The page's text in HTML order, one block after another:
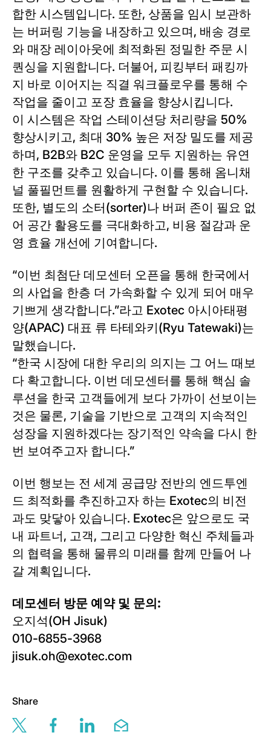
합한 시스템입니다. 또한, 상품을 임시 보관하
는 버퍼링 기능을 내장하고 있으며, 배송 경로
와 매장 레이아웃에 최적화된 정밀한 주문 시
퀀싱을 지원합니다. 더불어, 피킹부터 패킹까
지 바로 이어지는 직결 워크플로우를 통해 수
작업을 줄이고 포장 효율을 향상시킵니다.
이 시스템은 작업 스테이션당 처리량을 50%
향상시키고, 최대 30% 높은 저장 밀도를 제공
하며, B2B와 B2C 운영을 모두 지원하는 유연
한 구조를 갖추고 있습니다. 이를 통해 옴니채
널 풀필먼트를 원활하게 구현할 수 있습니다.
또한, 별도의 소터(sorter)나 버퍼 존이 필요 없
어 공간 활용도를 극대화하고, 비용 절감과 운
영 효율 개선에 기여합니다.
“이번 최첨단 데모센터 오픈을 통해 한국에서
의 사업을 한층 더 가속화할 수 있게 되어 매우
기쁘게 생각합니다.”라고 Exotec 아시아태평
양(APAC) 대표 류 타테와키(Ryu Tatewaki)는
말했습니다.
“한국 시장에 대한 우리의 의지는 그 어느 때보
다 확고합니다. 이번 데모센터를 통해 핵심 솔
루션을 한국 고객들에게 보다 가까이 선보이는
것은 물론, 기술을 기반으로 고객의 지속적인
성장을 지원하겠다는 장기적인 약속을 다시 한
번 보여주고자 합니다.”
이번 행보는 전 세계 공급망 전반의 엔드투엔
드 최적화를 추진하고자 하는 Exotec의 비전
과도 맞닿아 있습니다. Exotec은 앞으로도 국
내 파트너, 고객, 그리고 다양한 혁신 주체들과
의 협력을 통해 물류의 미래를 함께 만들어 나
갈 계획입니다.
데모센터 방문 예약 및 문의:
오지석(OH Jisuk)
010-6855-3968
jisuk.oh@exotec.com
Share
Share this page via twitter
Share this page via facebook
Share this page via linkedin
Share this page via email